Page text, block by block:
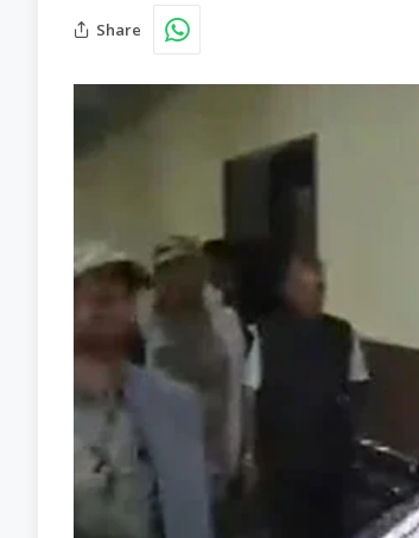
Share